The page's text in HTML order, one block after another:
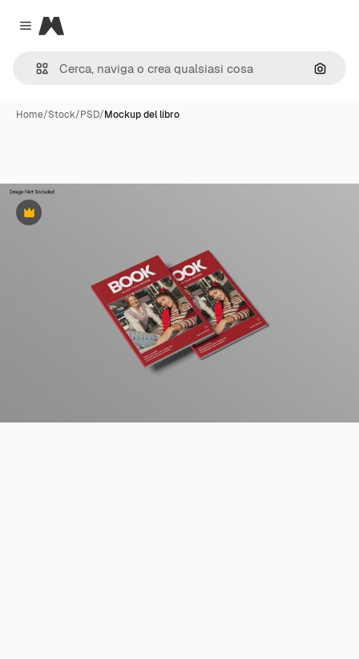
Close menu
Magnific
Cerca
Home/Stock/PSD/Mockup del libro
Premium